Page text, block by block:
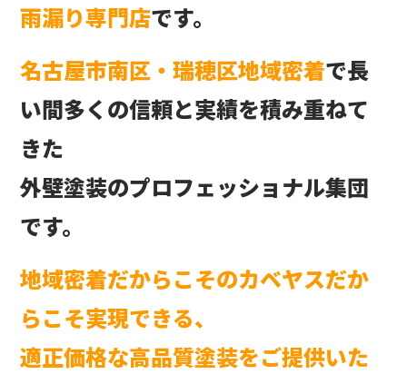
雨漏り専門店です。
名古屋市南区・瑞穂区地域密着で長
い間多くの信頼と実績を積み重ねて
きた
外壁塗装のプロフェッショナル集団
です。
地域密着だからこそのカベヤスだか
らこそ実現できる、
適正価格な高品質塗装をご提供いた